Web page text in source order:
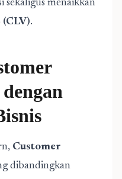
sekaligus menaikkan
.
Customer
dibandingkan